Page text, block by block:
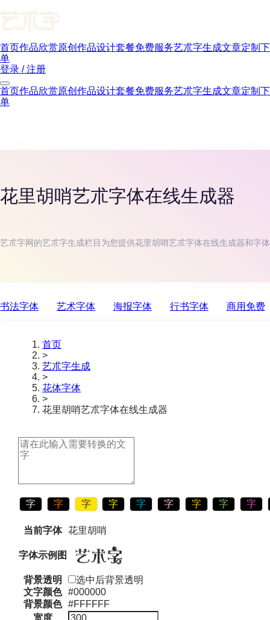
首页作品欣赏原创作品设计套餐免费服务艺朮字生成文章定制下
单
登录 / 注册
首页作品欣赏原创作品设计套餐免费服务艺朮字生成文章定制下
单
花里胡哨艺朮字体在线生成器
艺朮字网的艺朮字生成栏目为您提供花里胡哨艺朮字体在线生成器和字
书法字体 艺术字体 海报字体 行书字体 商用免费
首页
>
艺朮字生成
>
花体字体
>
花里胡哨艺朮字体在线生成器
字 字 字 字 字 字 字 字 字
当前字体 花里胡哨
字体示例图
背景透明
选中后背景透明
文字颜色 #000000
背景颜色 #FFFFFF
宽度